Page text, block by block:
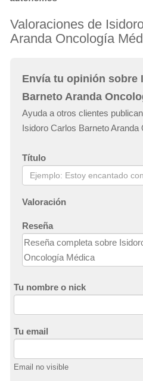
Valoraciones de
Aranda Oncología
Envía tu opinión sobre
Barneto Aranda
Ayuda a otros clientes
Isidoro Carlos Barneto Aranda
Título
Valoración
Reseña
Tu nombre o nick
Tu email
Email no visible